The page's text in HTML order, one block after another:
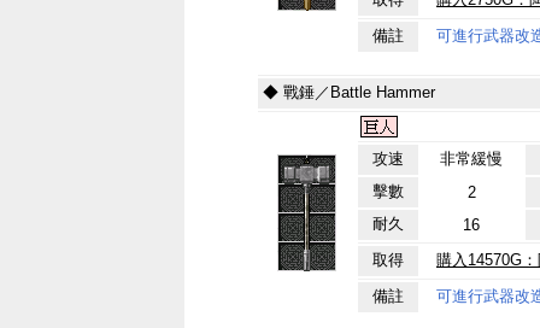
備註
可進行武器改
◆ 戰錘／Battle Hammer
攻速
非常緩慢
擊數
2
耐久
16
取得
購入14570G
備註
可進行武器改